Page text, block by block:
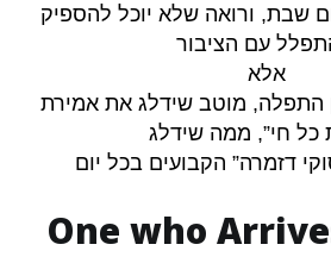
שבת, ורואה שלא יוכל להספיק
עם הציבור
אלא
התפלה, מוטב שידלג את אמירת
כל חי”, ממה שידלג
דזמרה” הקבועים בכל יום
One who